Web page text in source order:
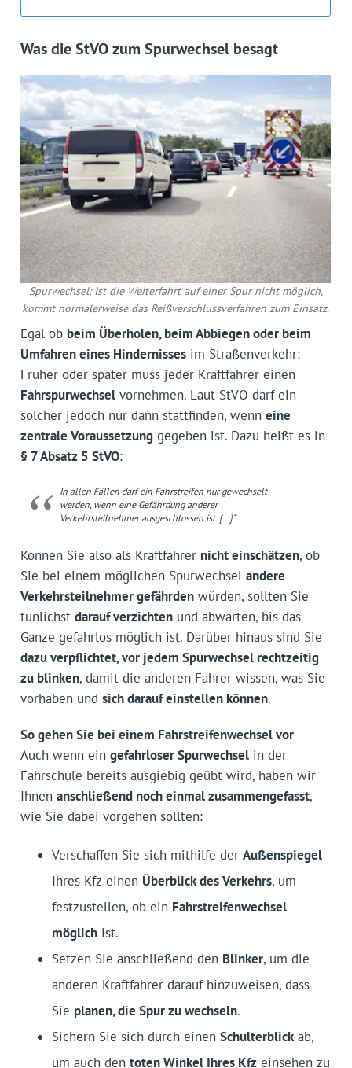
Was die StVO zum Spurwechsel besagt
Spurwechsel: Ist die Weiterfahrt auf einer Spur nicht möglich,
kommt normalerweise das Reißverschlussverfahren zum Einsatz.
Egal ob beim Überholen, beim Abbiegen oder beim
Umfahren eines Hindernissesim Straßenverkehr:
Früher oder später muss jeder Kraftfahrer einen
Fahrspurwechselvornehmen. Laut StVO darf ein
solcher jedoch nur dann stattfinden, wenn eine
zentrale Voraussetzunggegeben ist. Dazu heißt es in
§ 7 Absatz 5 StVO:
In allen Fällen darf ein Fahrstreifen nur gewechselt
werden, wenn eine Gefährdung anderer
Verkehrsteilnehmer ausgeschlossen ist. […]“
Können Sie also als Kraftfahrer nicht einschätzen, ob
Sie bei einem möglichen Spurwechsel andere
Verkehrs­teil­nehmer gefährdenwürden, sollten Sie
tunlichst darauf verzichtenund abwarten, bis das
Ganze gefahrlos möglich ist. Darüber hinaus sind Sie
dazu verpflichtet, vor jedem Spurwechsel rechtzeitig
zu blinken, damit die anderen Fahrer wissen, was Sie
vorhaben und sich darauf einstellen können.
So gehen Sie bei einem Fahrstreifenwechsel vor
Auch wenn ein gefahrloser Spurwechselin der
Fahrschule bereits ausgiebig geübt wird, haben wir
Ihnen anschließend noch einmal zusammengefasst,
wie Sie dabei vorgehen sollten:
Verschaffen Sie sich mithilfe der Außenspiegel
Ihres Kfz einen Überblick des Verkehrs, um
festzustellen, ob ein Fahrstreifenwechsel
möglichist.
Setzen Sie anschließend den Blinker, um die
anderen Kraftfahrer darauf hinzuweisen, dass
Sie planen, die Spur zu wechseln.
Sichern Sie sich durch einen Schulterblickab,
um auch den toten Winkel Ihres Kfzeinsehen zu